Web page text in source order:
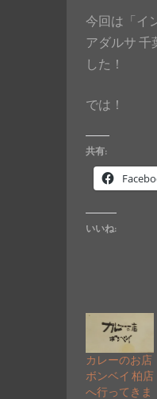
今回は「イ
アダルサ 千
した！
では！
共有:
いいね:
カレーのお店
ボンベイ 柏店
へ行ってきま